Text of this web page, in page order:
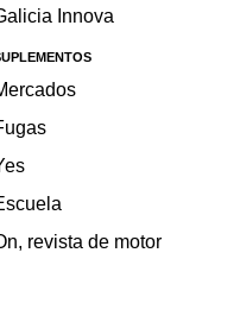
Innova
revista de motor